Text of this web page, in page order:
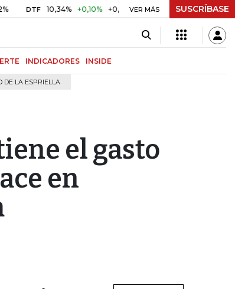
10,34% +0,10% +0,98% UVR $ 416,91 +$ 0,05 +0,01%
VER MÁS SUSCRÍBASE
INDICADORES INSIDE
DE LA ESPRIELLA
el gasto
en